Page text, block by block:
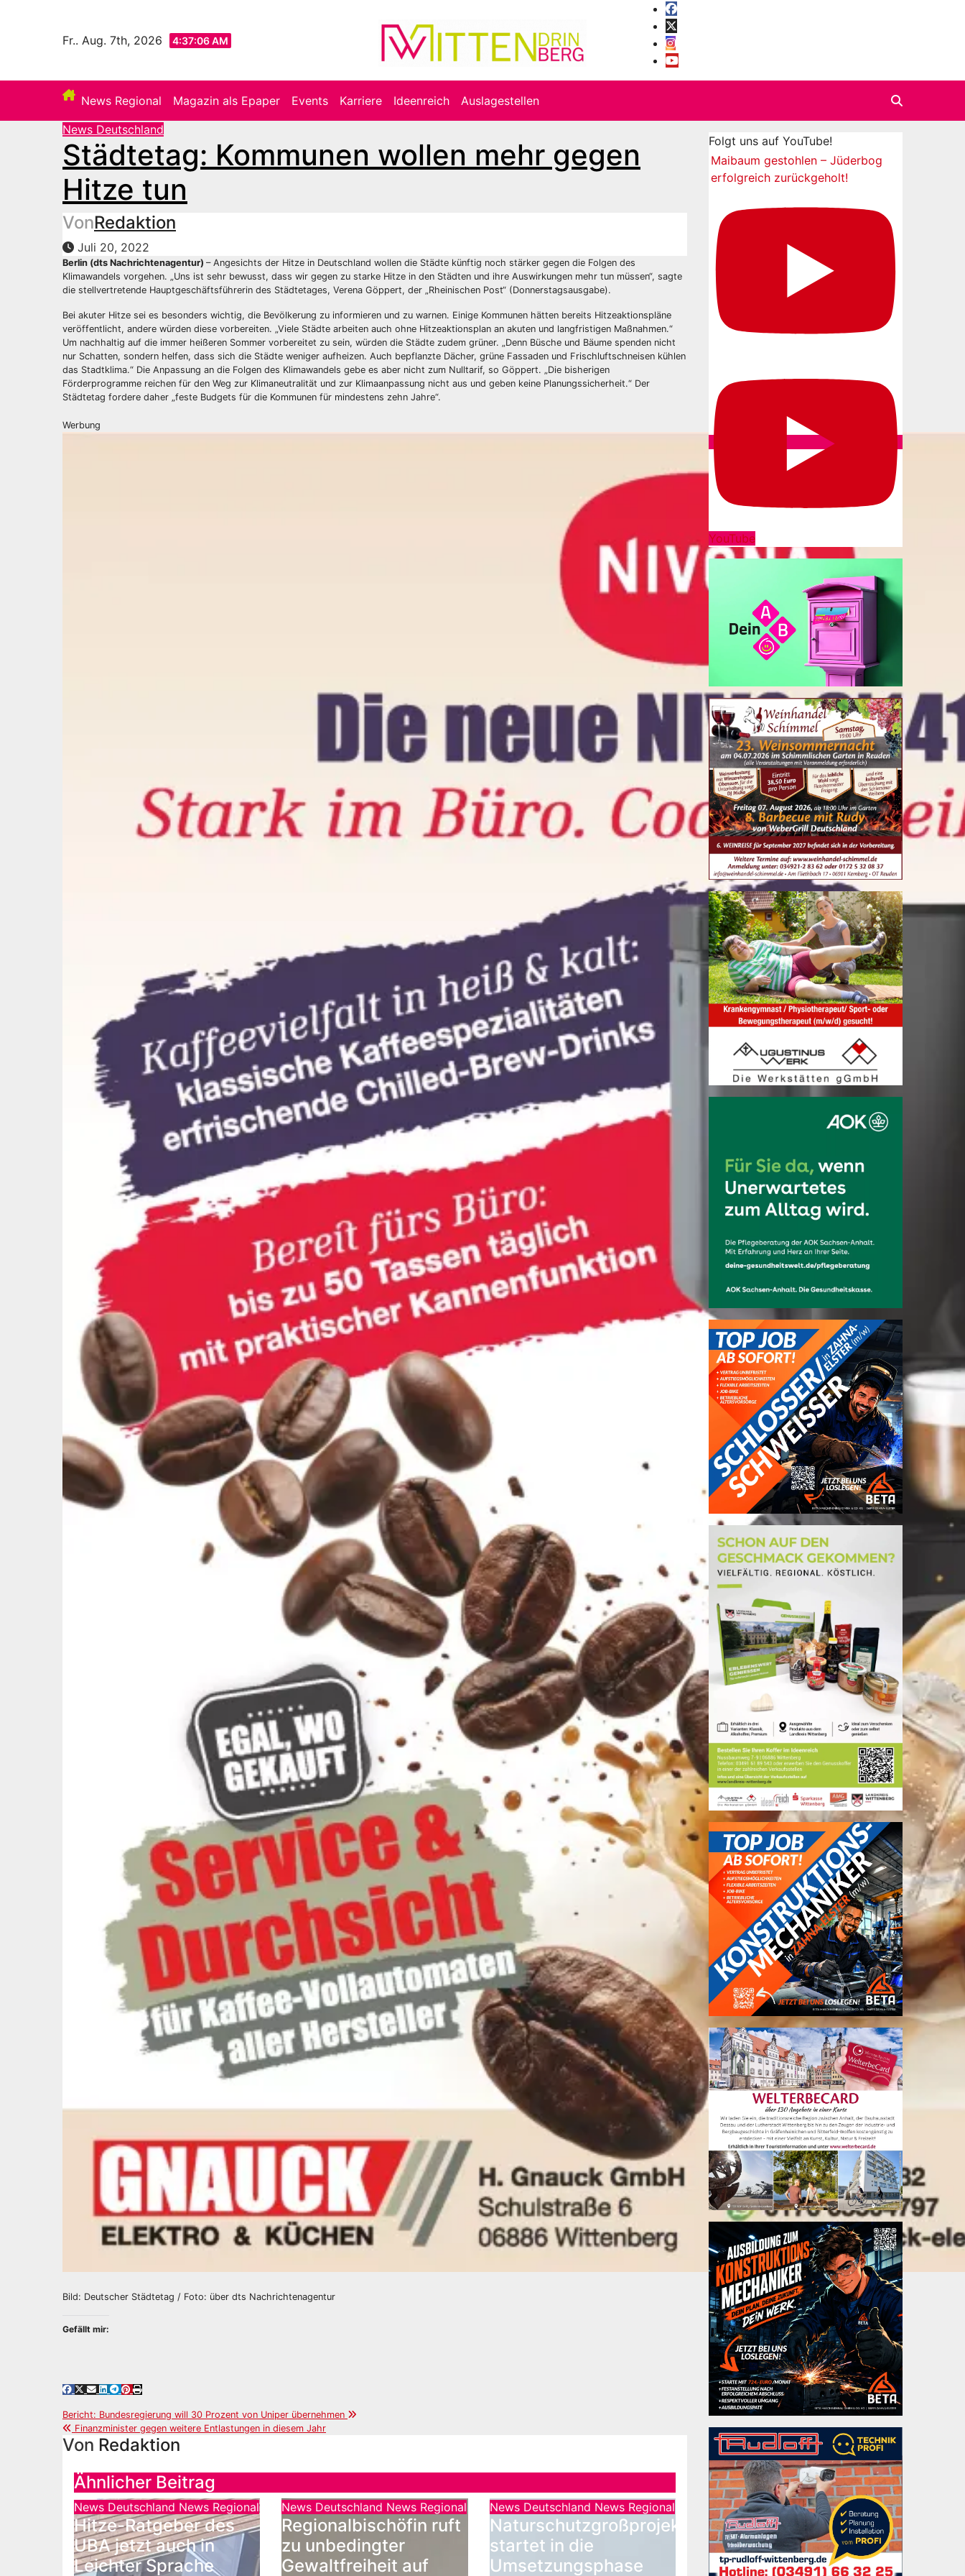
Fr.. Aug. 7th, 2026 4:37:08 AM
News Regional Magazin als Epaper Events Karriere Ideenreich
Auslagestellen
News Deutschland
Städtetag: Kommunen wollen mehr gegen
Hitze tun
VonRedaktion
Juli 20, 2022
Berlin (dts Nachrichtenagentur) – Angesichts der Hitze in Deutschland wollen die Städte künftig noch stärker gegen die Folgen des
Klimawandels vorgehen. „Uns ist sehr bewusst, dass wir gegen zu starke Hitze in den Städten und ihre Auswirkungen mehr tun müssen“, sagte
die stellvertretende Hauptgeschäftsführerin des Städtetages, Verena Göppert, der „Rheinischen Post“ (Donnerstagsausgabe).
Bei akuter Hitze sei es besonders wichtig, die Bevölkerung zu informieren und zu warnen. Einige Kommunen hätten bereits Hitzeaktionspläne
veröffentlicht, andere würden diese vorbereiten. „Viele Städte arbeiten auch ohne Hitzeaktionsplan an akuten und langfristigen Maßnahmen.“
Um nachhaltig auf die immer heißeren Sommer vorbereitet zu sein, würden die Städte zudem grüner. „Denn Büsche und Bäume spenden nicht
nur Schatten, sondern helfen, dass sich die Städte weniger aufheizen. Auch bepflanzte Dächer, grüne Fassaden und Frischluftschneisen kühlen
das Stadtklima.“ Die Anpassung an die Folgen des Klimawandels gebe es aber nicht zum Nulltarif, so Göppert. „Die bisherigen
Förderprogramme reichen für den Weg zur Klimaneutralität und zur Klimaanpassung nicht aus und geben keine Planungssicherheit.“ Der
Städtetag fordere daher „feste Budgets für die Kommunen für mindestens zehn Jahre“.
Werbung
Bild: Deutscher Städtetag / Foto: über dts Nachrichtenagentur
Gefällt mir:
Beitragsnavigation
Bericht: Bundesregierung will 30 Prozent von Uniper übernehmen
Finanzminister gegen weitere Entlastungen in diesem Jahr
Von Redaktion
Ähnlicher Beitrag
News Deutschland News Regional
Hitze-Ratgeber des
UBA jetzt auch in
Leichter Sprache
News Deutschland News Regional
Regionalbischöfin ruft
zu unbedingter
Gewaltfreiheit auf
News Deutschland News Regional
Naturschutzgroßprojekt
startet in die
Umsetzungsphase
Folgt uns auf YouTube!
Maibaum gestohlen – Jüderbog
erfolgreich zurückgeholt!
YouTube